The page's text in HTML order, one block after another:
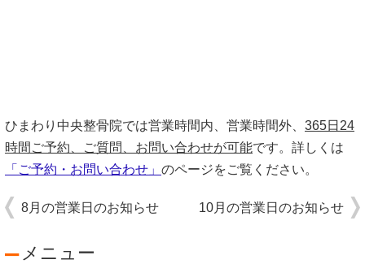
ひまわり中央整骨院では営業時間内、営業時間外、 365日24
時間ご予約、ご質問、お問い合わせが可能です。詳しくは
「ご予約・お問い合わせ」 のページをご覧ください。
8月の営業日のお知らせ 10月の営業日のお知らせ
メニュー